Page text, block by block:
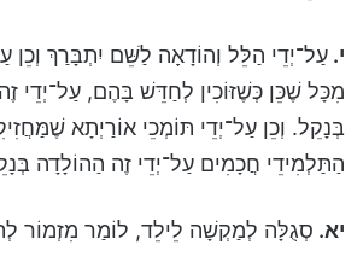
י. עַל־יְדֵי הַלֵּל וְהוֹדָאָה לַשֵּׁם יִתְבָּרַךְ וְכֵן
מִכָּל שֶׁכֵּן כְּשֶׁזּוֹכִין לְחַדֵּשׁ בָּהֶם, עַל־יְדֵי
בְּנָקֵל. וְכֵן עַל־יְדֵי תּוֹמְכֵי אוֹרַיְתָא
הַתַּלְמִידֵי חֲכָמִים עַל־יְדֵי זֶה הַהוֹלָדָה
יא. סְגֻלָּה לְמַקְשָׁה לֵילֵד, לוֹמַר מִזְמוֹר